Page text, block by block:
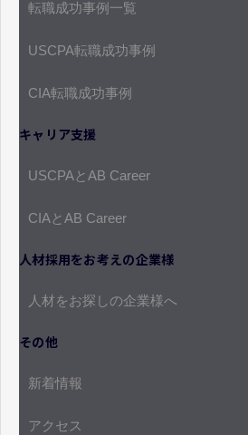
転職成功事例一覧
USCPA転職成功事例
CIA転職成功事例
キャリア支援
USCPAとAB Career
CIAとAB Career
人材採用をお考えの企業様
人材をお探しの企業様へ
その他
新着情報
アクセス